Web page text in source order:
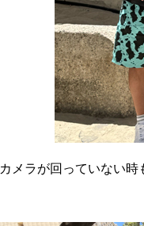
カメラが回っていない時